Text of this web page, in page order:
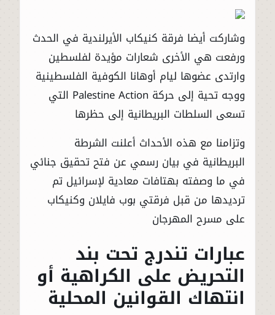
وشاركت أيضا فرقة كنيكاب الأيرلندية في الحدث
ورفعت هي الأخرى شعارات مؤيدة لفلسطين
وارتدى عضوها ليام أوهانا الكوفية الفلسطينية
ووجه تحية إلى حركة Palestine Action التي
تسعى السلطات البريطانية إلى حظرها
وتزامنا مع هذه الأحداث أعلنت الشرطة
البريطانية في بيان رسمي عن فتح تحقيق جنائي
في ما وصفته بهتافات معادية لإسرائيل تم
ترديدها من قبل فرقتي بوب فايلان وكنيكاب
على مسرح المهرجان
عبارات تندرج تحت بند
التحريض على الكراهية أو
انتهاك القوانين المحلية